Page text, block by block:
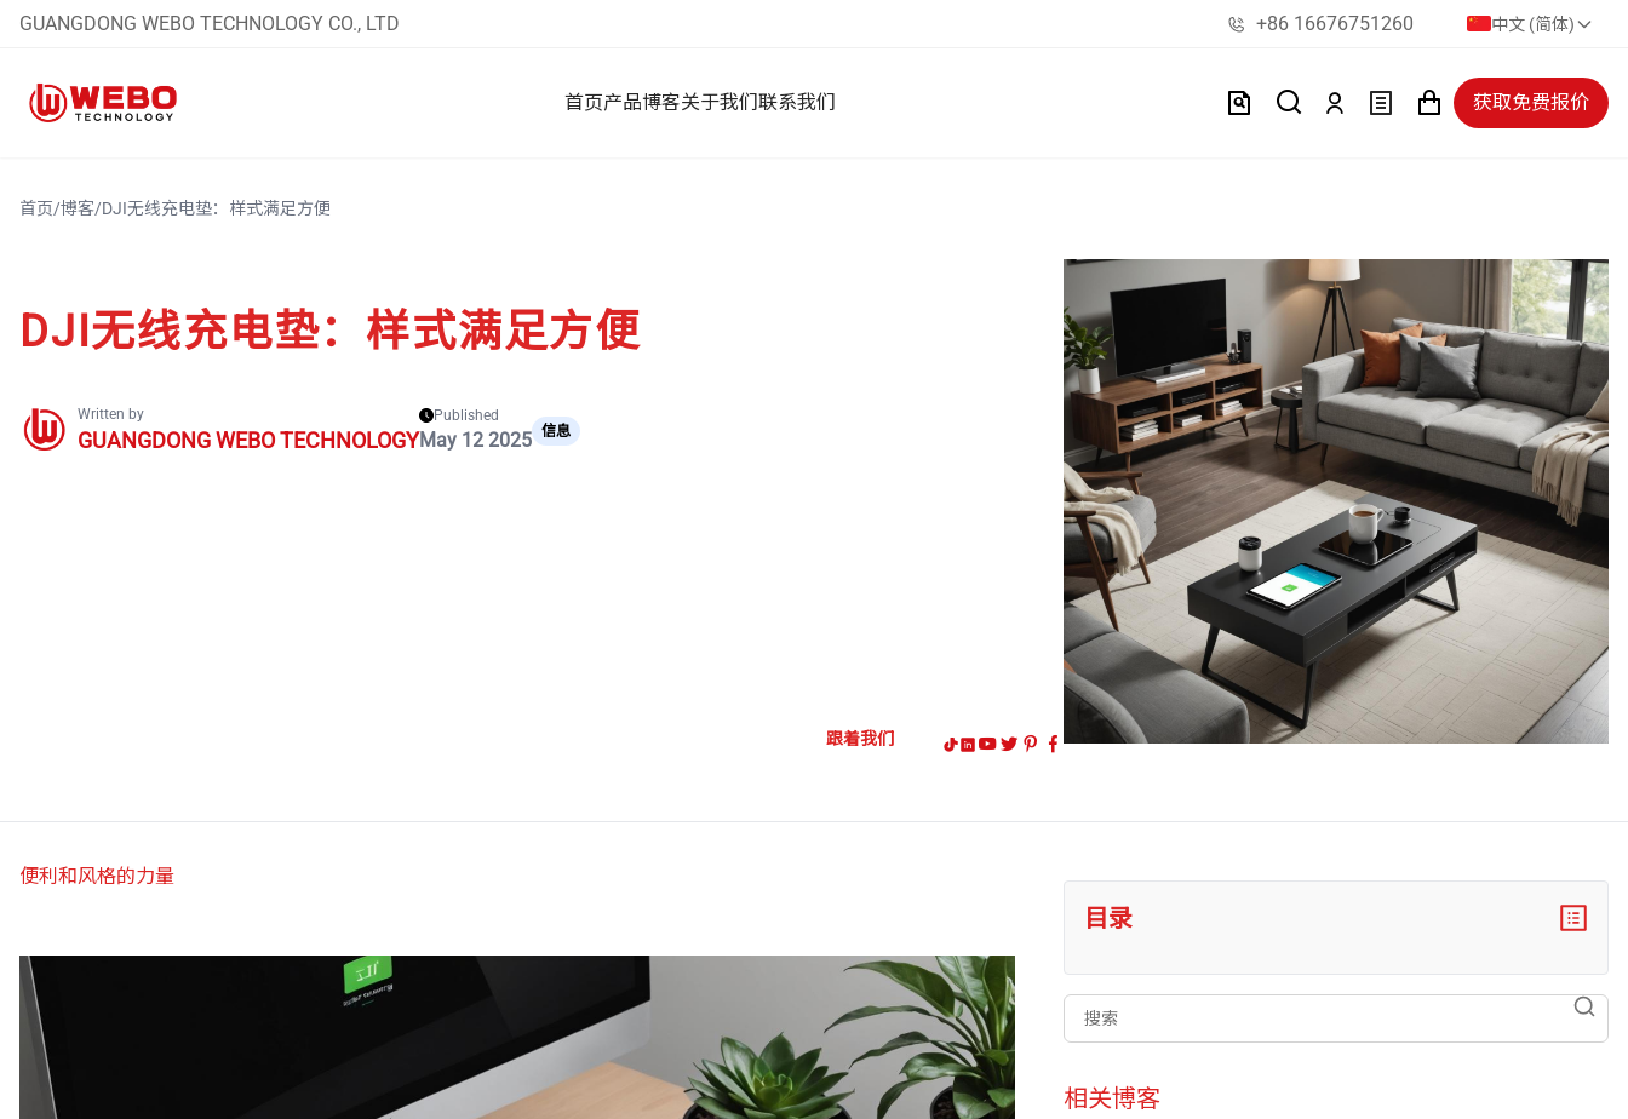
GUANGDONG WEBO TECHNOLOGY CO., LTD +86 16676751260 中文 (简体)
首页产品博客关于我们联系我们 获取免费报价
首页/博客/DJI无线充电垫：样式满足方便
DJI无线充电垫：样式满足方便
Written by
GUANGDONG WEBO TECHNOLOGY
Published
May 12 2025 信息
跟着我们
便利和风格的力量
目录
搜索
相关博客